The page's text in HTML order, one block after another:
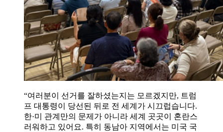
“여러분이 선거를 잘하셨는지는 모르겠지만, 트럼
프 대통령이 당선된 뒤로 전 세계가 시끄럽습니다.
한·미 관계만의 문제가 아니라 세계 곳곳이 혼란스
러워하고 있어요. 특히 동남아 지역에서는 미국 국